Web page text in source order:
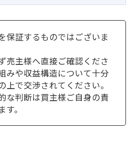
保証するものではございま
売主様へ直接ご確認くださ
みや収益構造について十分
上で交渉されてください。
な判断は買主様ご自身の責
。